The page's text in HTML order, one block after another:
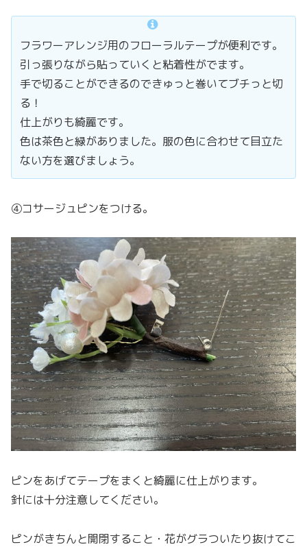
フラワーアレンジ用のフローラルテープが便利です。
引っ張りながら貼っていくと粘着性がでます。
手で切ることができるのできゅっと巻いてブチっと切
る！
仕上がりも綺麗です。
色は茶色と緑がありました。服の色に合わせて目立た
ない方を選びましょう。
④コサージュピンをつける。
ピンをあげてテープをまくと綺麗に仕上がります。
針には十分注意してください。
ピンがきちんと開閉すること・花がグラついたり抜けてこ